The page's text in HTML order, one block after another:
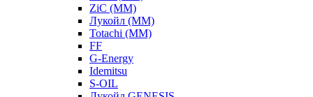
ZiC (ММ)
Лукойл (ММ)
Totachi (MM)
FF
G-Energy
Idemitsu
S-OIL